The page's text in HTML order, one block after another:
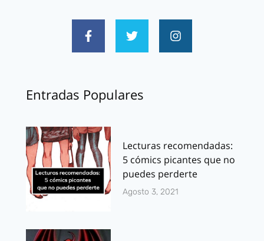
Entradas Populares
Lecturas recomendadas:
5 cómics picantes que no
puedes perderte
Agosto 3, 2021